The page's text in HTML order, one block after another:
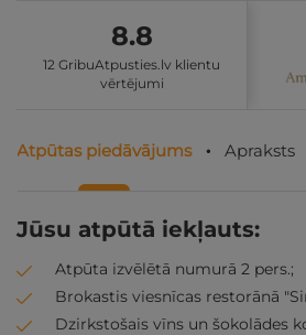
8.8
12 GribuAtpusties.lv klientu
vērtējumi
Atpūtas piedāvājums Apraksts
Jūsu atpūtā iekļauts:
Atpūta izvēlētā numurā 2 pers.;
Brokastis viesnīcas restorānā
Dzirkstošais vīns un šokolādes